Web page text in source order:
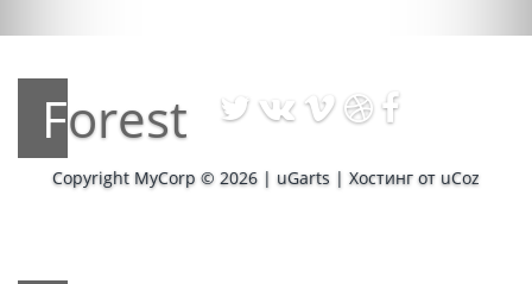
Forest
Copyright MyCorp © 2026 | uGarts | Хостинг от uCoz